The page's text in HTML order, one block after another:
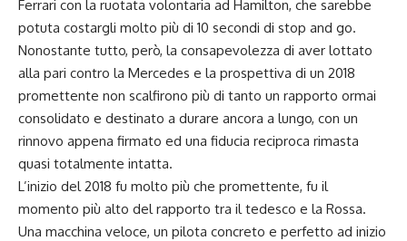
Ferrari con la ruotata volontaria ad Hamilton, che sarebbe
potuta costargli molto più di 10 secondi di stop and go.
Nonostante tutto, però, la consapevolezza di aver lottato
alla pari contro la Mercedes e la prospettiva di un 2018
promettente non scalfirono più di tanto un rapporto ormai
consolidato e destinato a durare ancora a lungo, con un
rinnovo appena firmato ed una fiducia reciproca rimasta
quasi totalmente intatta.
L’inizio del 2018 fu molto più che promettente, fu il
momento più alto del rapporto tra il tedesco e la Rossa.
Una macchina veloce, un pilota concreto e perfetto ad inizio